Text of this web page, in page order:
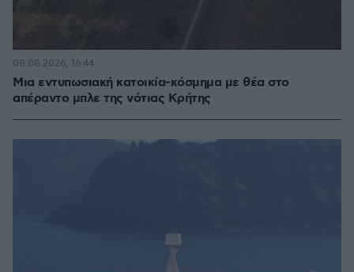
Μια εντυπωσιακή κατοικία-κόσμημα με θέα στο
απέραντο μπλε της νότιας Κρήτης
08.08.2026, 16:44